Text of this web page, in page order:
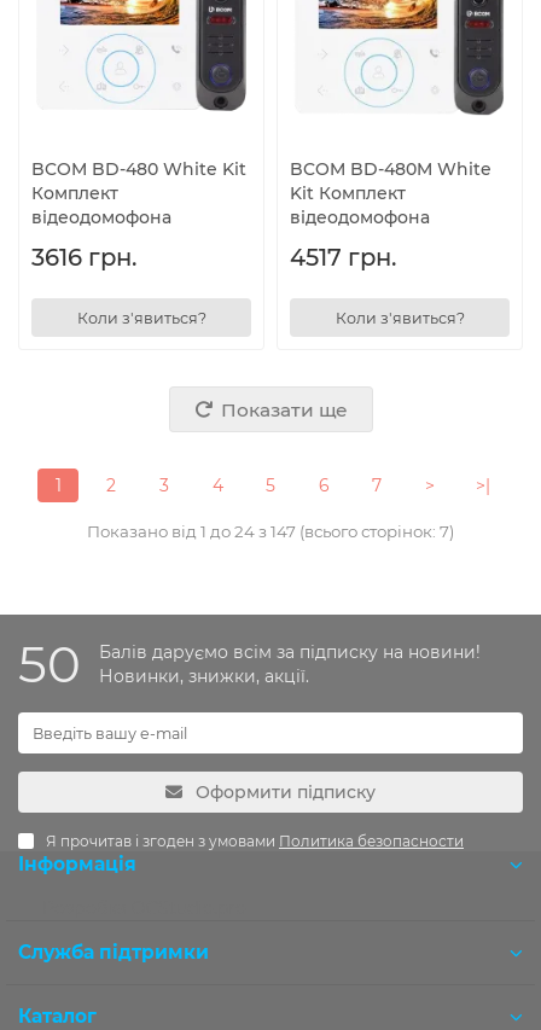
BCOM BD-480 White Kit
Комплект
відеодомофона
3616 грн.
Коли з'явиться?
BCOM BD-480M White
Kit Комплект
відеодомофона
4517 грн.
Коли з'явиться?
Показати ще
1 2 3 4 5 6 7 > >|
Показано від 1 до 24 з 147 (всього сторінок: 7)
50
Балів даруємо всім за підписку на новини!
Новинки, знижки, акції.
Оформити підписку
Я прочитав і згоден з умовами Политика безопасности
Інформація
Служба підтримки
Каталог